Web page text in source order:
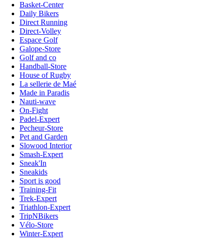
Basket-Center
Daily Bikers
Direct Running
Direct-Volley
Espace Golf
Galope-Store
Golf and co
Handball-Store
House of Rugby
La sellerie de Maé
Made in Paradis
Nauti-wave
On-Fight
Padel-Expert
Pecheur-Store
Pet and Garden
Slowood Interior
Smash-Expert
Sneak'In
Sneakids
Sport is good
Training-Fit
Trek-Expert
Triathlon-Expert
TripNBikers
Vélo-Store
Winter-Expert